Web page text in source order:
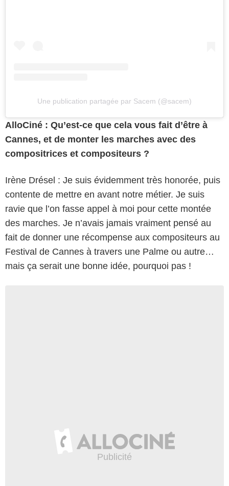
Une publication partagée par Sacem (@sacem)
AlloCiné : Qu’est-ce que cela vous fait d’être à
Cannes, et de monter les marches avec des
compositrices et compositeurs ?
Irène Drésel : Je suis évidemment très honorée, puis
contente de mettre en avant notre métier. Je suis
ravie que l’on fasse appel à moi pour cette montée
des marches. Je n’avais jamais vraiment pensé au
fait de donner une récompense aux compositeurs au
Festival de Cannes à travers une Palme ou autre…
mais ça serait une bonne idée, pourquoi pas !